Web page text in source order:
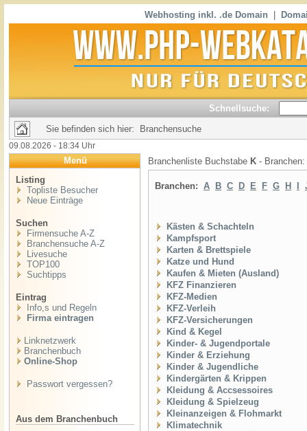
Webhosting inkl. .de Domain
Schnellsuche:
Sie befinden sich hier: Branchensuche
09.08.2026 - 18:34 Uhr
Menü
Listing
Topliste Besucher
Neue Einträge
Suchen
Firmensuche A-Z
Branchensuche A-Z
Livesuche
TOP100
Suchtipps
Eintrag
Info,s und Regeln
Firma eintragen
Linknetzwerk
Branchenbuch
Online-Shop
Passwort vergessen?
Aus dem Branchenbuch
Branchenliste Buchstabe K - Branchen:
Branchen: A B C D E F G H
Kästen & Schachteln
Kampfsport
Karten & Brettspiele
Katze und Hund
Kaufen & Mieten (Ausland)
KFZ Finanzieren
KFZ-Medien
KFZ-Verleih
KFZ-Versicherungen
Kind & Kegel
Kinder- & Jugendportale
Kinder & Erziehung
Kinder & Jugendliche
Kindergärten & Krippen
Kleidung & Accsessoires
Kleidung & Spielzeug
Kleinanzeigen & Flohmarkt
Klimatechnik